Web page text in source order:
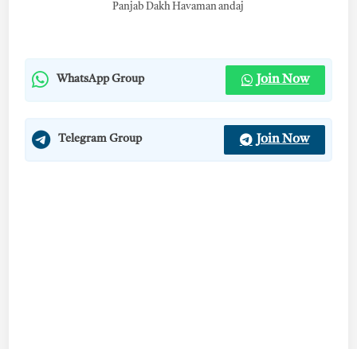
Panjab Dakh Havaman andaj
WhatsApp Group Join Now
Telegram Group Join Now